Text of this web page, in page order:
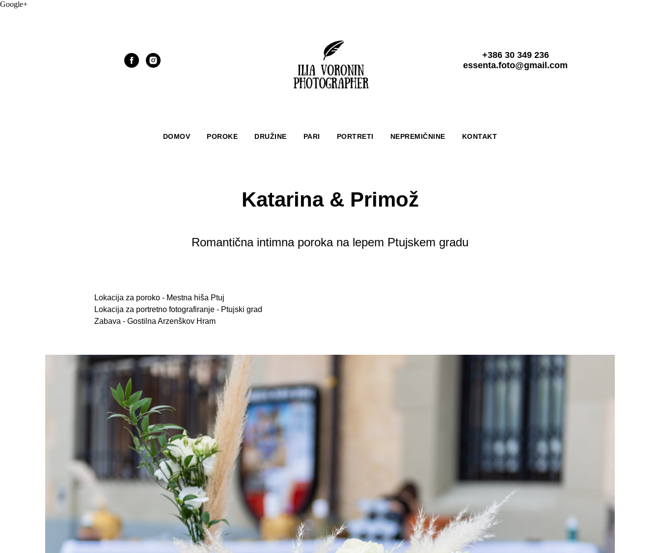
Google+
+386 30 349 236
essenta.foto@gmail.com
DOMOV POROKE DRUŽINE PARI PORTRETI NEPREMIČNINE KONTAKT
Katarina & Primož
Romantična intimna poroka na lepem Ptujskem gradu
Lokacija za poroko - Mestna hiša Ptuj
Lokacija za portretno fotografiranje - Ptujski grad
Zabava - Gostilna Arzenškov Hram